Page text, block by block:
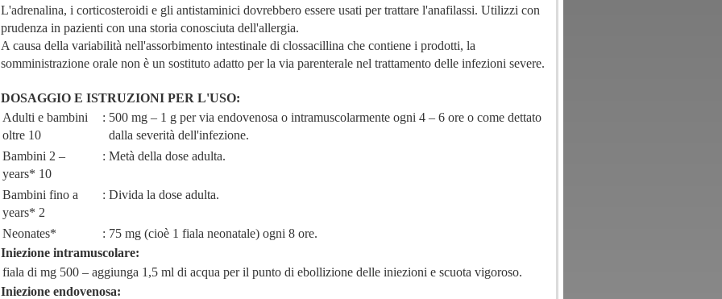
L'adrenalina, i corticosteroidi e gli antistaminici dovrebbero essere usati per trattare l'anafilassi. Utilizzi con
prudenza in pazienti con una storia conosciuta dell'allergia.
A causa della variabilità nell'assorbimento intestinale di clossacillina che contiene i prodotti, la
somministrazione orale non è un sostituto adatto per la via parenterale nel trattamento delle infezioni severe.
DOSAGGIO E ISTRUZIONI PER L'USO:
Adulti e bambini
oltre 10
: 500 mg – 1 g per via endovenosa o intramuscolarmente ogni 4 – 6 ore o come dettato
dalla severità dell'infezione.
Bambini 2 –
years* 10
: Metà della dose adulta.
Bambini fino a
years* 2
: Divida la dose adulta.
Neonates* : 75 mg (cioè 1 fiala neonatale) ogni 8 ore.
Iniezione intramuscolare:
fiala di mg 500 – aggiunga 1,5 ml di acqua per il punto di ebollizione delle iniezioni e scuota vigoroso.
Iniezione endovenosa: